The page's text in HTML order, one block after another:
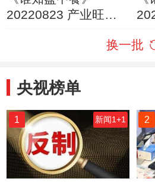
20220823 产业旺乡
换一批
央视榜单
1 新闻1+1 2